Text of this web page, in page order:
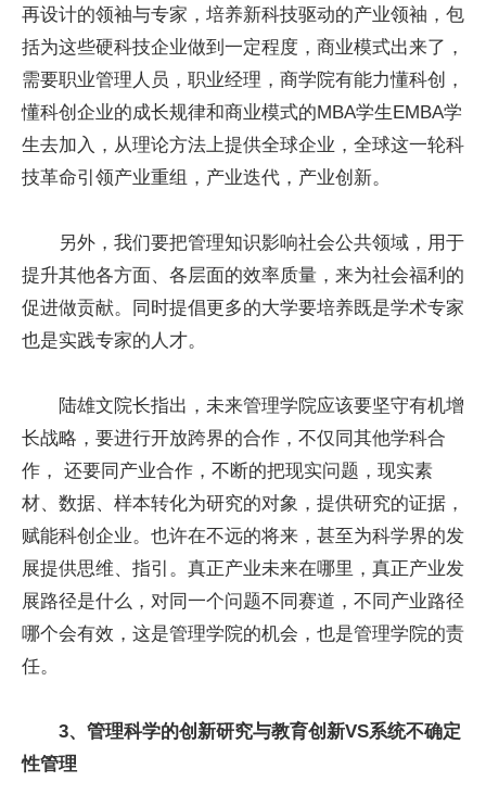
再设计的领袖与专家，培养新科技驱动的产业领袖，包
括为这些硬科技企业做到一定程度，商业模式出来了，
需要职业管理人员，职业经理，商学院有能力懂科创，
懂科创企业的成长规律和商业模式的MBA学生EMBA学
生去加入，从理论方法上提供全球企业，全球这一轮科
技革命引领产业重组，产业迭代，产业创新。
另外，我们要把管理知识影响社会公共领域，用于
提升其他各方面、各层面的效率质量，来为社会福利的
促进做贡献。同时提倡更多的大学要培养既是学术专家
也是实践专家的人才。
陆雄文院长指出，未来管理学院应该要坚守有机增
长战略，要进行开放跨界的合作，不仅同其他学科合
作， 还要同产业合作，不断的把现实问题，现实素
材、数据、样本转化为研究的对象，提供研究的证据，
赋能科创企业。也许在不远的将来，甚至为科学界的发
展提供思维、指引。真正产业未来在哪里，真正产业发
展路径是什么，对同一个问题不同赛道，不同产业路径
哪个会有效，这是管理学院的机会，也是管理学院的责
任。
3、管理科学的创新研究与教育创新VS系统不确定
性管理